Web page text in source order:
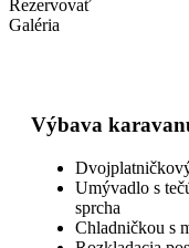
Rezervovať
Galéria
Výbava
Umývadlo s
sprcha
Chladničkou s